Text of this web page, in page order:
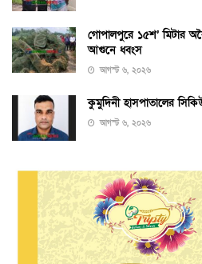
গোপালপুরে ১৫শ’ মিটার
আগুনে ধ্বংস
আগস্ট ৬, ২০২৬
কুমুদিনী হাসপাতালের
আগস্ট ৬, ২০২৬